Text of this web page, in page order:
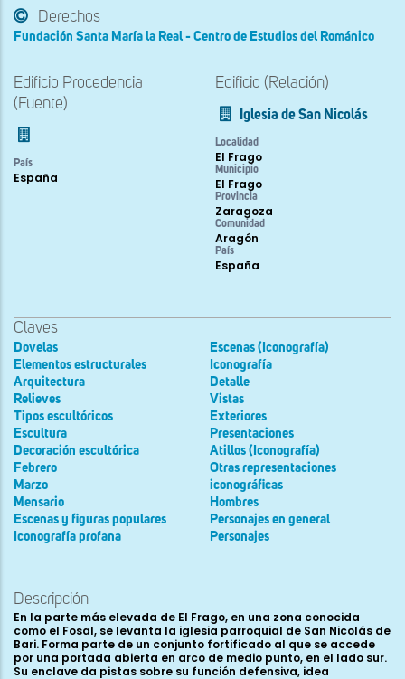
Derechos
Fundación Santa María la Real - Centro de Estudios del Románico
Edificio Procedencia
(Fuente)
País
España
Edificio (Relación)
Iglesia de San Nicolás
Localidad
El Frago
Municipio
El Frago
Provincia
Zaragoza
Comunidad
Aragón
País
España
Claves
Dovelas
Elementos estructurales
Arquitectura
Relieves
Tipos escultóricos
Escultura
Decoración escultórica
Febrero
Marzo
Mensario
Escenas y figuras populares
Iconografía profana
Escenas (Iconografía)
Iconografía
Detalle
Vistas
Exteriores
Presentaciones
Atillos (Iconografía)
Otras representaciones
iconográficas
Hombres
Personajes en general
Personajes
Descripción
En la parte más elevada de El Frago, en una zona conocida como el Fosal, se levanta la iglesia parroquial de San Nicolás de Bari. Forma parte de un conjunto fortificado al que se accede por una portada abierta en arco de medio punto, en el lado sur. Su enclave da pistas sobre su función defensiva, idea reforzada, en palabras de Guitart, por las saeteras abiertas en la parte alta de la nave y del ábside. No es extraño encontrar este conjunto en esta población, ya que El Frago fue una avanzada de Biel hacia el Sur, siguiendo el camino natural formado por el valle del río Arba. La fábrica original románica fue reformada a lo largo de la primera mitad del siglo XVI, al igual que otras muchas de este territorio comarcal. A los pies se añadió una torre, en el lado norte una capilla lateral y en el lado sur otra capilla y el espacio de la sacristía. En el interior, a los pies, se realizó un coro alto sobre vigas de madera reforzadas por arcos diafragma. Tanto las capillas laterales citadas como la sacristía se cubrieron con bóvedas de crucería estrellada. La torre tiene una planta cuadrada y dos alturas en su alzado, con campanario en el cuerpo superior, en el que abren tres vanos. La remata un chapitel de sección piramidal con crestería de tipo goticista. Este edificio fue declarado Bien de Interés Cultural, en la categoría de Monumento, por el Gobierno de Aragón, según el decreto 280/2001 de 6 de noviembre. La planta, románica, es de forma rectangular, ligeramente irregular. Presenta nave única dividida en cuatro tramos rematados por un ábside semicircular orientado al Este. Tiene una longitud que alcanza los 30 m y una anchura de 6,90 m en la nave. Dispone de dos accesos que se sitúan a los pies y en el segundo tramo del muro sur. Bajo la cabecera existe una cripta con las mismas dimensiones que ésta, gracias a la cual se niveló el terreno previamente a la construcción de la iglesia superior, optimizando de esta manera el espacio disponible. La planta de la cripta se desarrolla en dos tramos, uno rectangular y otro semicircular. Se accede a ella mediante unas escaleras por una puerta central. En el interior del templo parroquial domina la severidad arquitectónica, a lo que contribuye la escueta iluminación del conjunto a través tan sólo de tres ventanas: una centrada en el ábside, tras el retablo, otra a los pies, sobre el coro alto, ligeramente descentrada hacia el Sur, y la última en el primer tramo del lado sur. El hecho de que tanto la puerta como la ventana del hastial estén descentradas permite aventurar la preexistencia de la torre aneja, que sólo tiene como elemento a señalar una puerta sencilla de medio punto, cegada en su cara meridional. En el espacio de la cripta se abre otro vano, tan sólo observable desde el exterior, ya que al interior queda oculto por el retablo barroco del Santo Cristo. El conjunto está realizado con buena piedra sillar aunque tan sólo se aprecia en los muros exteriores, ya que el interior está completamente enlucido y pintado. En la cripta ocurre lo mismo, salvo por el zócalo que recorre el perímetro bajo de sus muros. Se registran numerosas marcas de cantero en los sillares exteriores. Debido a la cripta, el presbiterio y el cilindro absidal se encuentran elevados a un nivel superior con respecto a la nave. Los sistemas de cubrición usados son la bóveda de cañón apuntado sobre arcos fajones para los tres tramos de la nave y el presbiterio, y la bóveda de horno apuntada para el ábside. Esta última se refuerza con dos nervios con baquetón, que confluyen en el arco de embocadura y apean en columnas ocultas tras el retablo mayor. El diseño de la cabecera constituye, por tanto, una simplificación de las grandes cabeceras nervadas tardorrománicas tan habituales en las Cinco Villas (Ejea, Luna, El Bayo, etc.). La cripta, a su vez, también está cubierta por bóveda de cañón para el tramo rectangular y de cuarto de esfera para el ábside, naciendo ambas desde el zócalo que rodea su perímetro. Los elementos sustentantes usados en la iglesia son columnas adosadas a los muros, rematadas en capiteles decorados a base de hojas. La cabecera, de sección semicircular, está dividida en tres lienzos por las columnas que sostienen a los nervios que refuerzan la bóveda de horno usada en la cubrición. Los nervios confluyen en lo alto de la bóveda en una clave con la cabeza de un animal esculpida, de ojos saltones y gran hocico, tan sólo identificable con algún ser fantástico. Según Almería, los capiteles de las columnas del ábside que quedan ocultas tras el retablo tienen decoración escultórica; el septentrional con temática vegetal y, el meridional figurado, mostrando dos aves con los cuellos entrelazados y picoteándose las patas (tema habitual en Cinco Villas derivado de un modelo pamplonés y legerense que halló eco en Sos). El arco fajón que realiza la transición entre el tramo de bóveda de cuarto de esfera y el de cañón del presbiterio es ligeramente más ancho que el resto y apea en dobles columnas adosadas, con capiteles decorados a base de motivos vegetales del románico tardío: hojas grandes unidas por combados y con volutas en sus ángulos. A la altura de los cimacios, una imposta moldurada con baquetón horizontal bajo recorre todo el perímetro interior del edificio. Al exterior las columnas interiores, tanto de la cabecera como de la nave, tienen su proyección en contrafuertes notablemente anchos que recorren en altura todo el alzado. En el entronque del cilindro absidal con el presbiterio se disponen sendas columnas de capiteles lisos, adosadas a los contrafuertes que refuerzan esta zona. El perímetro exterior de la cabecera está recorrido por una imposta de moldura doble a la altura de la base de la ventana central del ábside, que se detiene en los tramos de la nave del muro norte pero que continúa por toda la superficie del muro sur, enmarcando incluso la portada oeste. La interrupción de la moldura en la fachada septentrional coincide con un corte de obra manifiesto en la falta de trabazón de las hiladas. La ventana del ábside tiene una configuración exterior en aspillera, con las aristas achaflanadas y con el dintel de una pieza en la que se ha vaciado el arco de medio punto. La proyección hacia el interior queda oculta tras el retablo central, al igual que la del pequeño vano de la cripta, en este caso adintelado en la actualidad, si bien quedan vestigios para pensar que en origen también remataba en medio punto. Carece de cornisa y modillones, porque los muros se ven elevados varias hiladas por encima del remate de los contrafuertes, probablemente con intencionalidad militar. Los arcos fajones apean sobre columnas adosadas al muro con capiteles lisos o pobremente decorados (a base de motivos vegetales muy esquematizados como hojas grandes lisas rematadas en volutas y bolas, o crecientes volteados), de canon poco esbelto. Al exterior, en el primer tramo del muro sur, sobre la imposta que recorre esta parte del perímetro del edificio, abre un vano de medio punto con abocinamiento interior y exterior. La composición de la ventana es igual a ambos lados, aunque al interior se encuentra parcialmente oculta tras los arcos que sostienen el coro alto de los pies. Sobre el vano se dispone una arquivolta lisa que apea en columnillas de fuste cilíndrico, con capiteles lisos y basas con dos toros y una escocia. La portada de los pies, en la parte meridional del muro hastial, tiene una anchura de 2,95 m, con una luz de 1,08 m en su vano. Se compone de dos arquivoltas de medio punto colocadas en gradación, lisa la exterior y con baquetón simple la interior. Cobijan un tímpano semicircular, sostenido por ménsulas de triple bocel, que está decorado por un crismón sostenido por dos ángeles. El crismón es circular, trinitario, de seis brazos, con enmarque en aro y con las letras griegas alfa y omega permutadas, la segunda de ellas en forma de flor de lis. La S del brazo inferior aparece invertida. Los ángeles que lo sostienen visten túnicas y aparecen en genuflexión, adaptando así sus figuras y alas al espacio semicircular. La arquivolta interior apoya en columnas de fuste cilíndrico, rematadas en capiteles decorados a base de esquemáticas palmas de múltiples nervios y piñas o frutos en sus ángulos, mientras que la exterior lo hace en jambas rectas. En uno de los sillares de la jamba norte existe una inscripción que no ha sido transcrita íntegramente. Una chambrana con doble bocel enmarca el conjunto. La portada sur, en resalte con respecto al muro para disponer de profundidad suficiente, se configura por cinco arquivoltas y chambrana decorada con flores de cuatro pétalos, sobre la que se dispone un pequeño alero sustentado por diez canecillos lisos. Las arquivoltas apean en ocho columnas cilíndricas, cuatro a cada lado, con capiteles historiados, y dos montantes rectos. Por encima de los capiteles se dispone una imposta que ha perdido la mayor parte de su decoración a base de un módulo repetido de hojas y frutos. La anchura total de esta portada, ligeramente acortada en su lado este por el volumen de la capilla lateral añadida en el siglo xvi, es de 5,50 m, con una luz de 1,62 m en su vano. Las arquivoltas, desde el exterior hacia el interior, presentan diversos motivos esculpidos. La exterior, más ancha que las demás, es totalmente lisa. La siguiente hacia el interior presenta un toro con dos escocias a cada lado. La tercera incluye un toro ligeramente mayor que el anterior, con cinta en zigzag que recorre toda su parte interna. La siguiente arquivolta es exactamente igual que la segunda comentada. Finalmente, la interna más cercana al tímpano es la que confiere a esta portada su mayor valía, por el interés iconográfico del calendario esculpido en ella. Sobre el sentido de lectura de este calendario parece que los expertos no se ponen de acuerdo, lo que unido al deterioro de algunas de sus escenas no ayuda a clarificar este aspecto. Los últimos estudios parecen decantarse por una lectura de derecha a iz